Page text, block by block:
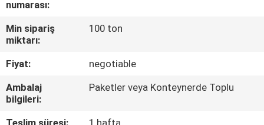
TURU
KALITE
BIZIMLE
numarası:
Min sipariş
miktarı:
100 ton
Fiyat:
negotiable
Ambalaj
bilgileri:
Paketler veya Konteynerde Toplu